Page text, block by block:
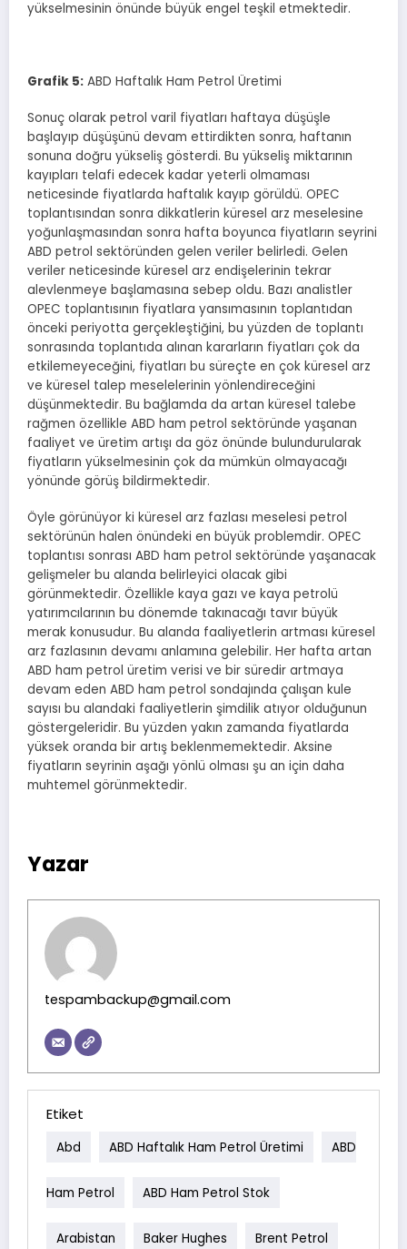
yükselmesinin önünde büyük engel teşkil etmektedir.
Grafik 5: ABD Haftalık Ham Petrol Üretimi
Sonuç olarak petrol varil fiyatları haftaya düşüşle
başlayıp düşüşünü devam ettirdikten sonra, haftanın
sonuna doğru yükseliş gösterdi. Bu yükseliş miktarının
kayıpları telafi edecek kadar yeterli olmaması
neticesinde fiyatlarda haftalık kayıp görüldü. OPEC
toplantısından sonra dikkatlerin küresel arz meselesine
yoğunlaşmasından sonra hafta boyunca fiyatların seyrini
ABD petrol sektöründen gelen veriler belirledi. Gelen
veriler neticesinde küresel arz endişelerinin tekrar
alevlenmeye başlamasına sebep oldu. Bazı analistler
OPEC toplantısının fiyatlara yansımasının toplantıdan
önceki periyotta gerçekleştiğini, bu yüzden de toplantı
sonrasında toplantıda alınan kararların fiyatları çok da
etkilemeyeceğini, fiyatları bu süreçte en çok küresel arz
ve küresel talep meselelerinin yönlendireceğini
düşünmektedir. Bu bağlamda da artan küresel talebe
rağmen özellikle ABD ham petrol sektöründe yaşanan
faaliyet ve üretim artışı da göz önünde bulundurularak
fiyatların yükselmesinin çok da mümkün olmayacağı
yönünde görüş bildirmektedir.
Öyle görünüyor ki küresel arz fazlası meselesi petrol
sektörünün halen önündeki en büyük problemdir. OPEC
toplantısı sonrası ABD ham petrol sektöründe yaşanacak
gelişmeler bu alanda belirleyici olacak gibi
görünmektedir. Özellikle kaya gazı ve kaya petrolü
yatırımcılarının bu dönemde takınacağı tavır büyük
merak konusudur. Bu alanda faaliyetlerin artması küresel
arz fazlasının devamı anlamına gelebilir. Her hafta artan
ABD ham petrol üretim verisi ve bir süredir artmaya
devam eden ABD ham petrol sondajında çalışan kule
sayısı bu alandaki faaliyetlerin şimdilik atıyor olduğunun
göstergeleridir. Bu yüzden yakın zamanda fiyatlarda
yüksek oranda bir artış beklenmemektedir. Aksine
fiyatların seyrinin aşağı yönlü olması şu an için daha
muhtemel görünmektedir.
Yazar
tespambackup@gmail.com
Etiket
Abd ABD Haftalık Ham Petrol Üretimi ABD
Ham Petrol ABD Ham Petrol Stok
Arabistan Baker Hughes Brent Petrol